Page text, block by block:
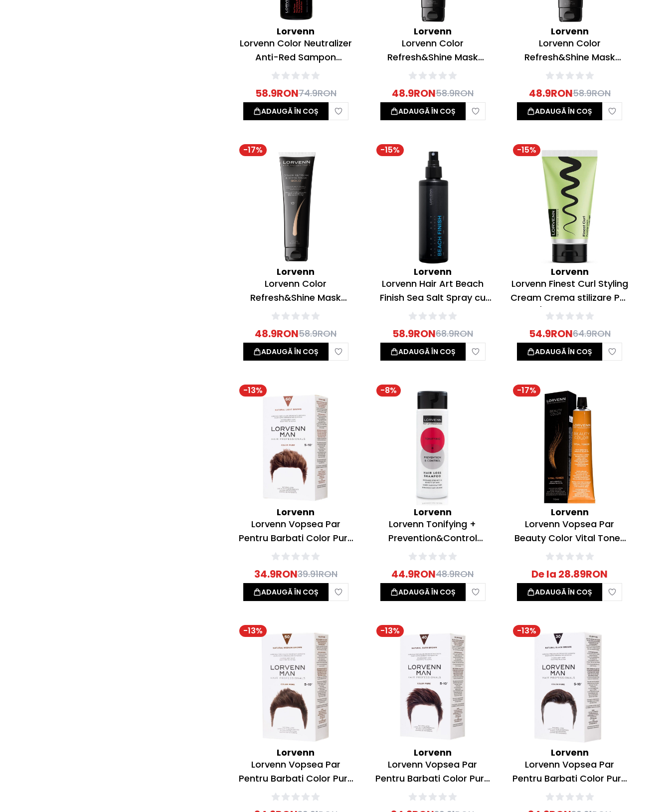
Lorvenn
Lorvenn Color Neutralizer
Anti-Red Sampon
neutralizant pentru Par
58.9RON74.9RON
ADAUGĂ ÎN COȘ
Lorvenn
Lorvenn Color
Refresh&Shine Mask
Masca revitalizare culoare
48.9RON58.9RON
ADAUGĂ ÎN COȘ
Lorvenn
Lorvenn Color
Refresh&Shine Mask
Masca revitalizare culoare
48.9RON58.9RON
ADAUGĂ ÎN COȘ
-17%
Lorvenn
Lorvenn Color
Refresh&Shine Mask
Masca revitalizare culoare
48.9RON58.9RON
ADAUGĂ ÎN COȘ
-15%
Lorvenn
Lorvenn Hair Art Beach
Finish Sea Salt Spray cu
sare de mare cu fixare
58.9RON68.9RON
ADAUGĂ ÎN COȘ
-15%
Lorvenn
Lorvenn Finest Curl Styling
Cream Crema stilizare Par
Cret/Foarte Cret 150ml
54.9RON64.9RON
ADAUGĂ ÎN COȘ
-13%
Lorvenn
Lorvenn Vopsea Par
Pentru Barbati Color Pure
60 Natural Light Brown
34.9RON39.91RON
ADAUGĂ ÎN COȘ
-8%
Lorvenn
Lorvenn Tonifying +
Prevention&Control
Sampon Tonifiant
44.9RON48.9RON
ADAUGĂ ÎN COȘ
-17%
Lorvenn
Lorvenn Vopsea Par
Beauty Color Vital Tones
Blond Pearl Irise 70ml
De la 28.89RON
ADAUGĂ ÎN COȘ
-13%
Lorvenn
Lorvenn Vopsea Par
Pentru Barbati Color Pure
50 Natural Medium Brown
-13%
Lorvenn
Lorvenn Vopsea Par
Pentru Barbati Color Pure
40 Natural Dark Brown 40
-13%
Lorvenn
Lorvenn Vopsea Par
Pentru Barbati Color Pure
30 Natural Black-Brown